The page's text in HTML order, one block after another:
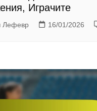
Играчите
Лефевр 16/01/2026